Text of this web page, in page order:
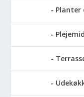
Planter